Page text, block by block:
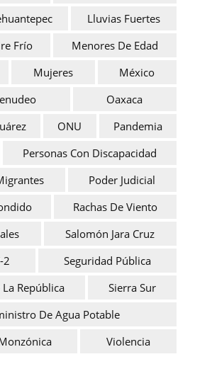
Lluvias Fuertes
Frío
Menores De Edad
Mujeres
México
Oaxaca
ONU
Pandemia
Personas Con Discapacidad
Poder Judicial
Rachas De Viento
Salomón Jara Cruz
2
Seguridad Pública
República
Sierra Sur
De Agua Potable
Violencia